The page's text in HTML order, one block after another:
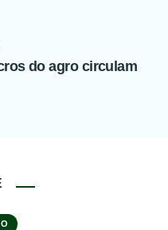
do agro circulam